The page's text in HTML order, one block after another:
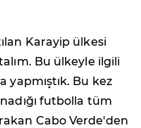
Karayip ülkesi
Bu ülkeyle ilgili
yapmıştık. Bu kez
futbolla tüm
Cabo Verde'den